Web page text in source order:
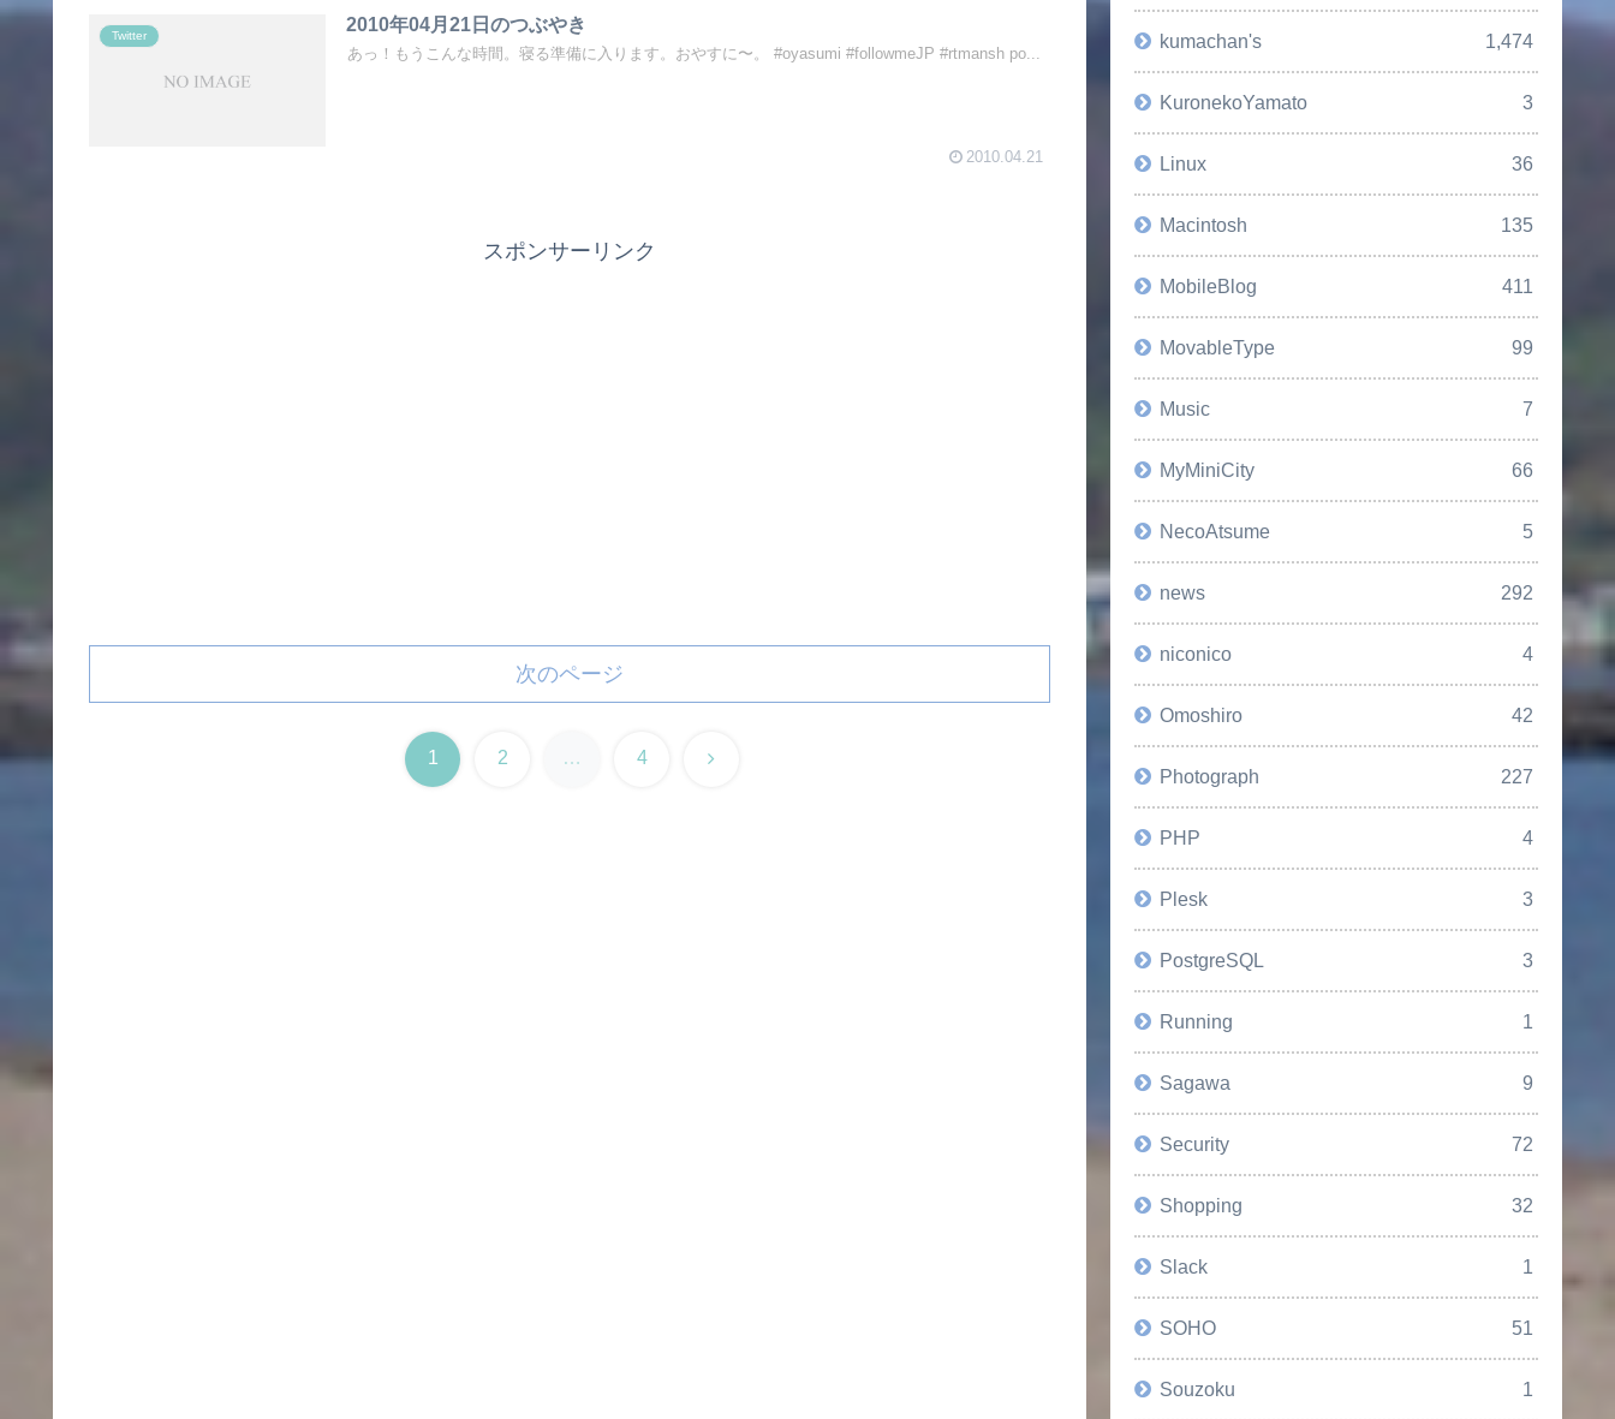
Twitter
2010年04月21日のつぶやき
あっ！もうこんな時間。寝る準備に入ります。おやすに〜。 #oyasumi #followmeJP #rtmansh po...
2010.04.21
スポンサーリンク
次のページ
1 2 … 4 次
kumachan's 1,474
KuronekoYamato 3
Linux 36
Macintosh 135
MobileBlog 411
MovableType 99
Music 7
MyMiniCity 66
NecoAtsume 5
news 292
niconico 4
Omoshiro 42
Photograph 227
PHP 4
Plesk 3
PostgreSQL 3
Running 1
Sagawa 9
Security 72
Shopping 32
Slack 1
SOHO 51
Souzoku 1